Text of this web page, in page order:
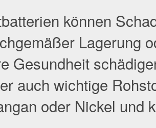
können
Lagerung
Gesundheit
auch wichtige
oder Nickel und